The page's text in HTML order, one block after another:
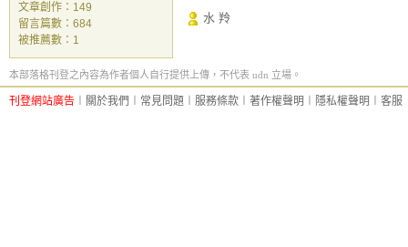
文章創作：149
留言篇數：684
被推薦數： 1
水 羚
本部落格刊登之內容為作者個人自行提供上傳，不代表 udn 立場。
刊登網站廣告 關於我們 常見問題 服務條款 著作權聲明 隱私權聲明 客服